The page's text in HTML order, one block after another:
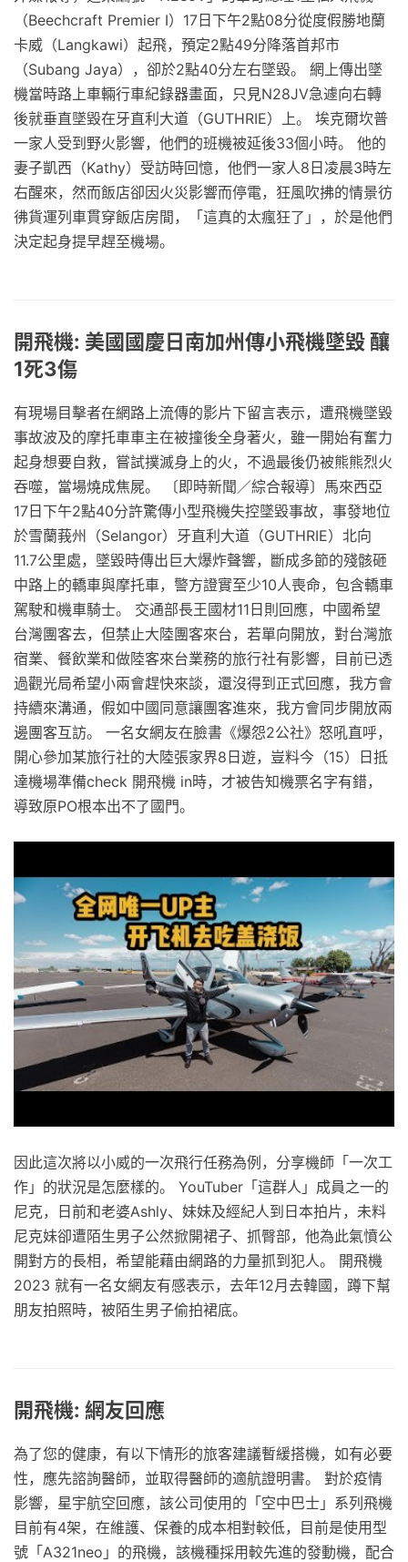
（Beechcraft Premier I）17日下午2點08分從度假勝地蘭
卡威（Langkawi）起飛，預定2點49分降落首邦市
（Subang Jaya），卻於2點40分左右墜毀。 網上傳出墜
機當時路上車輛行車紀錄器畫面，只見N28JV急遽向右轉
後就垂直墜毀在牙直利大道（GUTHRIE）上。 埃克爾坎普
一家人受到野火影響，他們的班機被延後33個小時。 他的
妻子凱西（Kathy）受訪時回憶，他們一家人8日凌晨3時左
右醒來，然而飯店卻因火災影響而停電，狂風吹拂的情景彷
彿貨運列車貫穿飯店房間，「這真的太瘋狂了」，於是他們
決定起身提早趕至機場。
開飛機: 美國國慶日南加州傳小飛機墜毀 釀
1死3傷
有現場目擊者在網路上流傳的影片下留言表示，遭飛機墜毀
事故波及的摩托車車主在被撞後全身著火，雖一開始有奮力
起身想要自救，嘗試撲滅身上的火，不過最後仍被熊熊烈火
吞噬，當場燒成焦屍。 〔即時新聞／綜合報導〕馬來西亞
17日下午2點40分許驚傳小型飛機失控墜毀事故，事發地位
於雪蘭莪州（Selangor）牙直利大道（GUTHRIE）北向
11.7公里處，墜毀時傳出巨大爆炸聲響，斷成多節的殘骸砸
中路上的轎車與摩托車，警方證實至少10人喪命，包含轎車
駕駛和機車騎士。 交通部長王國材11日則回應，中國希望
台灣團客去，但禁止大陸團客來台，若單向開放，對台灣旅
宿業、餐飲業和做陸客來台業務的旅行社有影響，目前已透
過觀光局希望小兩會趕快來談，還沒得到正式回應，我方會
持續來溝通，假如中國同意讓團客進來，我方會同步開放兩
邊團客互訪。 一名女網友在臉書《爆怨2公社》怒吼直呼，
開心參加某旅行社的大陸張家界8日遊，豈料今（15）日抵
達機場準備check 開飛機 in時，才被告知機票名字有錯，
導致原PO根本出不了國門。
因此這次將以小威的一次飛行任務為例，分享機師「一次工
作」的狀況是怎麼樣的。 YouTuber「這群人」成員之一的
尼克，日前和老婆Ashly、妹妹及經紀人到日本拍片，未料
尼克妹卻遭陌生男子公然掀開裙子、抓臀部，他為此氣憤公
開對方的長相，希望能藉由網路的力量抓到犯人。 開飛機
2023 就有一名女網友有感表示，去年12月去韓國，蹲下幫
朋友拍照時，被陌生男子偷拍裙底。
開飛機: 網友回應
為了您的健康，有以下情形的旅客建議暫緩搭機，如有必要
性，應先諮詢醫師，並取得醫師的適航證明書。 對於疫情
影響，星宇航空回應，該公司使用的「空中巴士」系列飛機
目前有4架，在維護、保養的成本相對較低，目前是使用型
號「A321neo」的飛機，該機種採用較先進的發動機，配合